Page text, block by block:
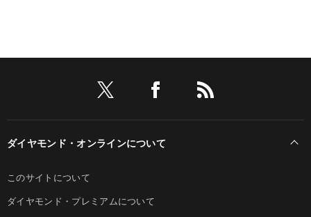
ダイヤモンド・オンラインについて
このサイトについて
ダイヤモンド・プレミアムについて